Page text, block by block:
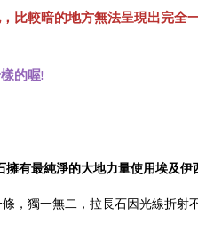
比較暗的地方無法呈現出完全
的喔!
有最純淨的大地力量使用埃及伊
，獨一無二，拉長石因光線折